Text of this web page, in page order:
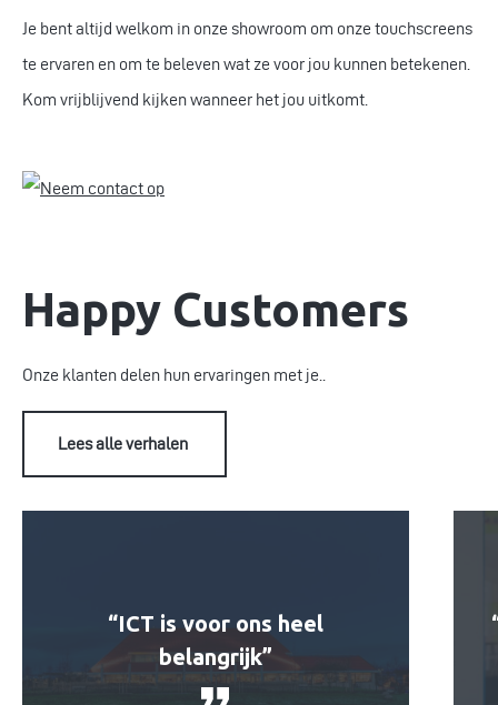
Je bent altijd welkom in onze showroom om onze touchscreens
te ervaren en om te beleven wat ze voor jou kunnen betekenen.
Kom vrijblijvend kijken wanneer het jou uitkomt.
Happy Customers
Onze klanten delen hun ervaringen met je..
Lees alle verhalen
“ICT is voor ons heel
belangrijk”